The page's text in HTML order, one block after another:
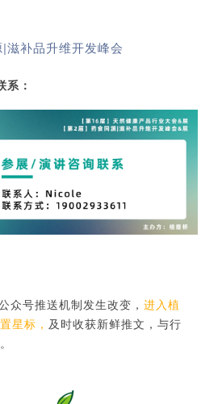
滋补品升维开发峰会
系：
众号推送机制发生改变， 进入植
星标， 及时收获新鲜推文，与行